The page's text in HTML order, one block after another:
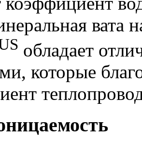
вата
обладает
которые